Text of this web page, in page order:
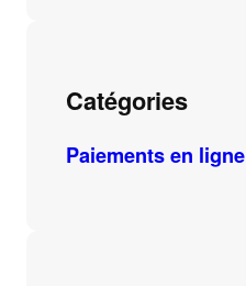
Catégories
Paiements en ligne